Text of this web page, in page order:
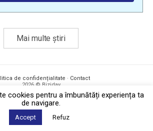
Mai multe știri
de confidențialitate · Contact
2026 © Biziday
cookies pentru a îmbunătăți experiența ta
de navigare.
Accept Refuz